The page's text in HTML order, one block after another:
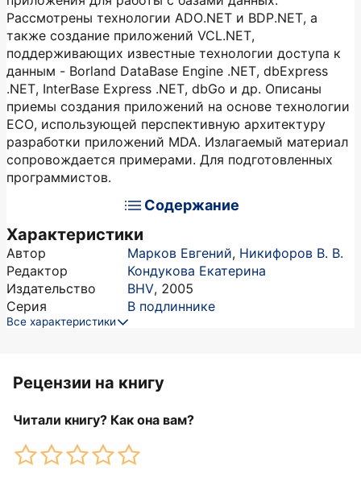
Рассмотрены технологии ADO.NET и BDP.NET, а
также создание приложений VCL.NET,
поддерживающих известные технологии доступа к
данным - Borland DataBase Engine .NET, dbExpress
.NET, InterBase Express .NET, dbGo и др. Описаны
приемы создания приложений на основе технологии
ЕСО, использующей перспективную архитектуру
разработки приложений MDA. Излагаемый материал
сопровождается примерами. Для подготовленных
программистов.
Содержание
Характеристики
Автор Марков Евгений, Никифоров В. В.
Редактор
Кондукова Екатерина
Издательство
BHV, 2005
Серия
В подлиннике
Все характеристики
Рецензии на книгу
Читали книгу? Как она вам?